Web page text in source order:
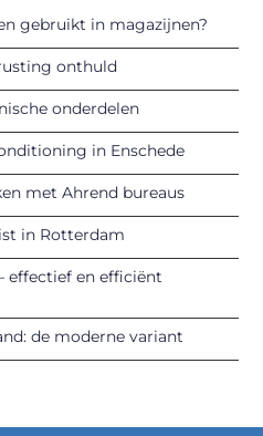
gebruikt in magazijnen?
onthuld
onderdelen
in Enschede
met Ahrend bureaus
in Rotterdam
effectief en efficiënt
de moderne variant